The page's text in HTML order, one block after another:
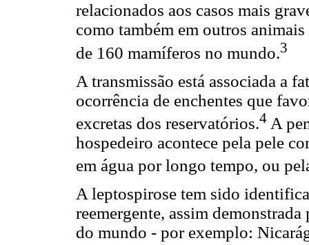
relacionados aos casos mais
como também em outros
de 160 mamíferos no mundo.3
A transmissão está associada a
ocorrência de enchentes que
excretas dos reservatórios.4 A
hospedeiro acontece pela pele
em água por longo tempo, ou
A leptospirose tem sido
reemergente, assim
do mundo - por exemplo: